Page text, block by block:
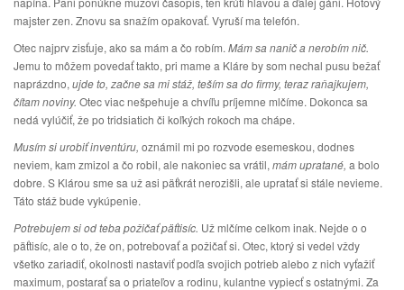
majster zen. Znovu sa snažím opakovať. Vyruší ma telefón.
Otec najprv zisťuje, ako sa mám a čo robím. Mám sa nanič a nerobím nič.
Jemu to môžem povedať takto, pri mame a Kláre by som nechal pusu bežať
naprázdno, ujde to, začne sa mi stáž, teším sa do firmy, teraz raňajkujem,
čítam noviny. Otec viac nešpehuje a chvíľu príjemne mlčíme. Dokonca sa
nedá vylúčiť, že po tridsiatich či koľkých rokoch ma chápe.
Musím si urobiť inventúru, oznámil mi po rozvode esemeskou, dodnes
neviem, kam zmizol a čo robil, ale nakoniec sa vrátil, mám upratané, a bolo
dobre. S Klárou sme sa už asi päťkrát nerozišli, ale upratať si stále nevieme.
Táto stáž bude vykúpenie.
Potrebujem si od teba požičať päťtisíc. Už mlčíme celkom inak. Nejde o o
päťtisíc, ale o to, že on, potrebovať a požičať si. Otec, ktorý si vedel vždy
všetko zariadiť, okolnosti nastaviť podľa svojich potrieb alebo z nich vyťažiť
maximum, postarať sa o priateľov a rodinu, kulantne vypiecť s ostatnými. Za